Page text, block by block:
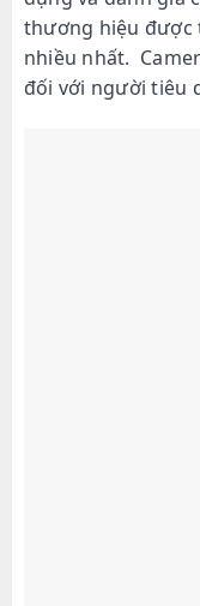
thương hiệu được
nhiều nhất.
đối với người tiêu